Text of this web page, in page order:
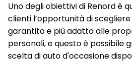
Uno degli obiettivi di Renord è
clienti l’opportunità di
garantito e più adatto alle
personali, e questo è possibile
scelta di auto d'occasione